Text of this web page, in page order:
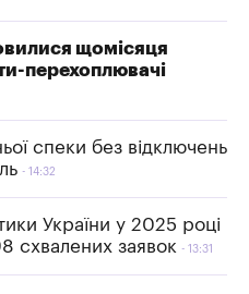
щомісяця
перехоплювачі
спеки без відключень
14:32
України у 2025 році
схвалених заявок
13:31